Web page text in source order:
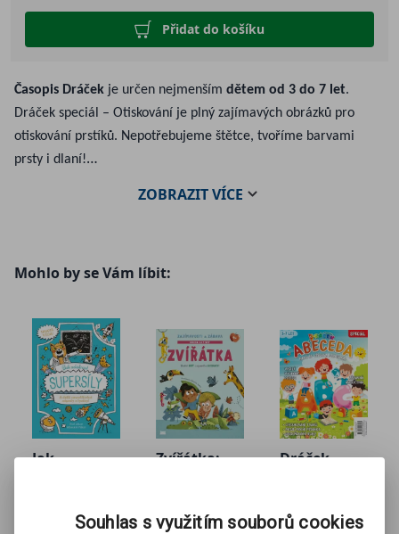
Přidat do košíku
Časopis Dráček je určen nejmenším dětem od 3 do 7 let.
Dráček speciál – Otiskování je plný zajímavých obrázků pro
otiskování prstíků. Nepotřebujeme štětce, tvoříme barvami
prsty i dlaní!
Žabák Emil
Draví krokodýli
Všechny naše emoce
Lví vladař
V moři je živo
Kudrnatý beránek
Hlučný kohout
Vyrob si větrník
ZOBRAZITVÍCE
Mohlo by se Vám líbit:
Jak
Richard
Zvířátka:
Dráček
Souhlas s využitím souborů cookies